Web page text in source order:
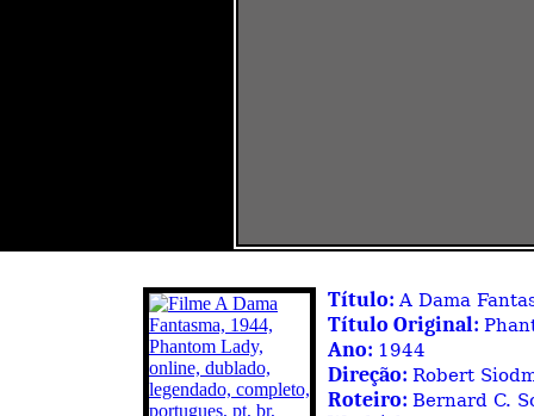
Título:A Dama
Título Original:
Ano: 1944
Direção: Robert
Roteiro: Bernard C.